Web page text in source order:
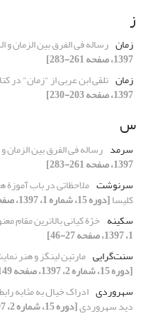
ز
زمان رساله فی الفرق بین الزمان و
1397، صفحه 261-283]
زمان تلقی ابن عربی از "زمان" در
1397، صفحه 203-230]
س
سرمد رساله فی الفرق بین الزمان
1397، صفحه 261-283]
سرنوشت
کلیسا[دوره 15، شماره 1، 1397، صفحه 5-23]
سکینه خرّة کیانی بالاترین مقام
1، 1397، صفحه 27-46]
سنت‌گرایی مارتین لینگز و هنر
[دوره 15، شماره 2، 1397، صفحه 149-159]
سهروردی ادراک خیال به مثابه
دید سهروردی[دوره 15، شماره 2، 1397، صفحه 39-56]